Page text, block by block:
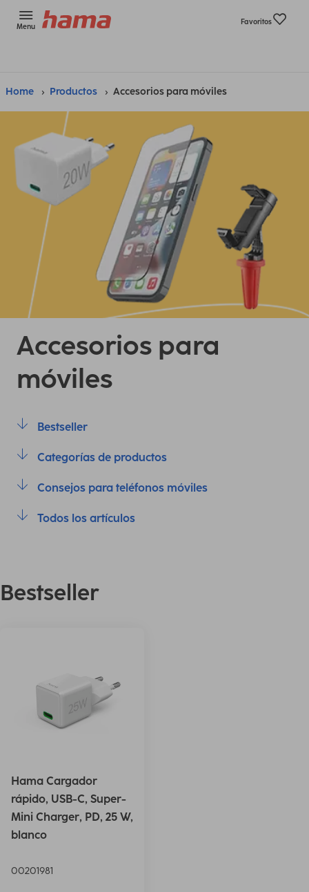
Menu
Favoritos
Home Productos Accesorios para móviles
Accesorios para
móviles
Bestseller
Categorías de productos
Consejos para teléfonos móviles
Todos los artículos
Bestseller
Hama Cargador
rápido, USB-C, Super-
Mini Charger, PD, 25 W,
blanco
00201981